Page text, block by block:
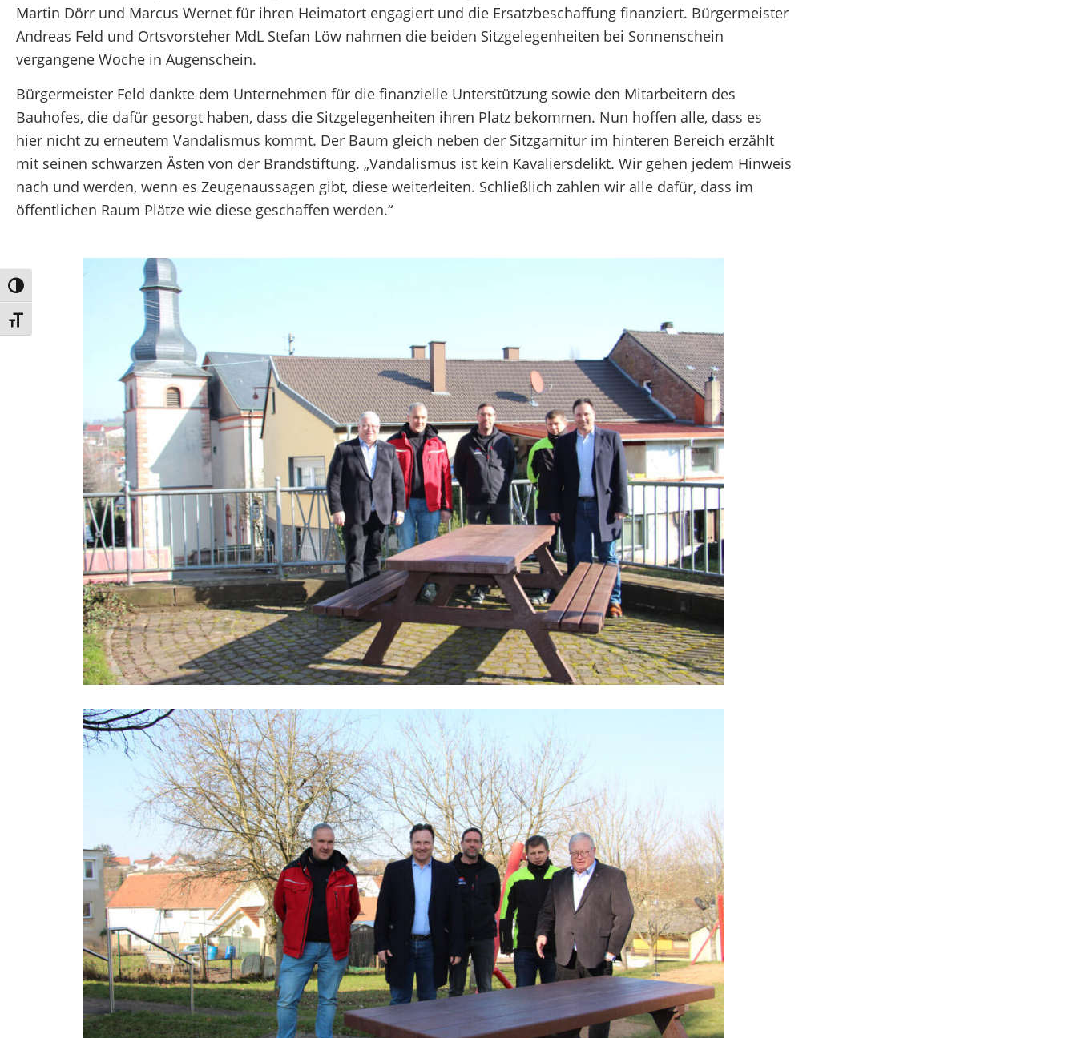
Umschalten auf hohe Kontraste
Schrift vergrößern
Martin Dörr und Marcus Wernet für ihren Heimatort engagiert und die Ersatzbeschaffung finanziert. Bürgermeister
Andreas Feld und Ortsvorsteher MdL Stefan Löw nahmen die beiden Sitzgelegenheiten bei Sonnenschein
vergangene Woche in Augenschein.
Bürgermeister Feld dankte dem Unternehmen für die finanzielle Unterstützung sowie den Mitarbeitern des
Bauhofes, die dafür gesorgt haben, dass die Sitzgelegenheiten ihren Platz bekommen. Nun hoffen alle, dass es
hier nicht zu erneutem Vandalismus kommt. Der Baum gleich neben der Sitzgarnitur im hinteren Bereich erzählt
mit seinen schwarzen Ästen von der Brandstiftung. „Vandalismus ist kein Kavaliersdelikt. Wir gehen jedem Hinweis
nach und werden, wenn es Zeugenaussagen gibt, diese weiterleiten. Schließlich zahlen wir alle dafür, dass im
öffentlichen Raum Plätze wie diese geschaffen werden.“